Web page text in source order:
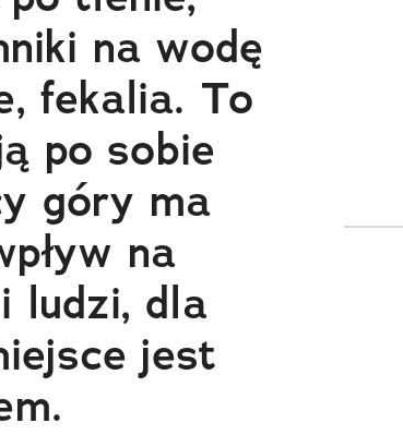
na wodę
fekalia. To
po sobie
góry ma
na
ludzi, dla
jest